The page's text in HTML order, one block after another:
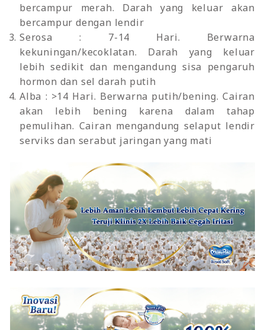
bercampur merah. Darah yang keluar akan
bercampur dengan lendir
Serosa : 7-14 Hari. Berwarna
kekuningan/kecoklatan. Darah yang keluar
lebih sedikit dan mengandung sisa pengaruh
hormon dan sel darah putih
Alba : >14 Hari. Berwarna putih/bening. Cairan
akan lebih bening karena dalam tahap
pemulihan. Cairan mengandung selaput lendir
serviks dan serabut jaringan yang mati